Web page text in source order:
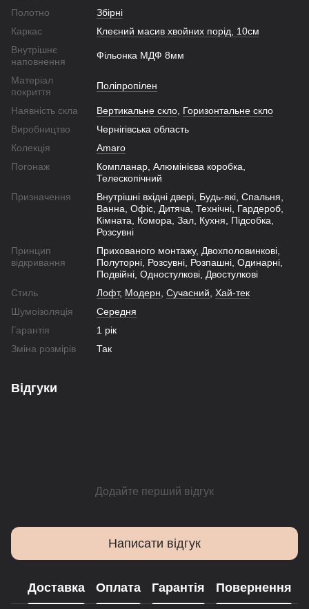
Полотно
Збірні
Каркас
Клеєний масив хвойних порід, 10см
Внутрішнє
наповнення
Фільонка МДФ 8мм
Матеріал
покриття
Поліпропілен
Наявність скла Вертикальне скло Горизонтальне скло
Виробництво
Чернігівська область
Колекція
Amaro
Погонаж
Компланар, Алюмінієва коробка,
Телескопічний
Призначення
Внутрішні вхідні двері, Будь-які, Спальня,
Ванна, Офіс, Дитяча, Технічні, Гардероб,
Кімната, Комора, Зал, Кухня, Підсобка,
Розсувні
Принцип
відкривання
Прихованого монтажу, Двохполовинкові,
Полуторні, Розсувні, Розпашні, Одинарні,
Подвійні, Одностулкові, Двостулкові
Стиль
Лофт, Модерн Сучасний Хай-тек
Шумоізоляція
Середня
Гарантія
1 рік
Зміна розмірів
Так
Відгуки
Додайте перший відгук
Написати відгук
Доставка Оплата Гарантія Повернення